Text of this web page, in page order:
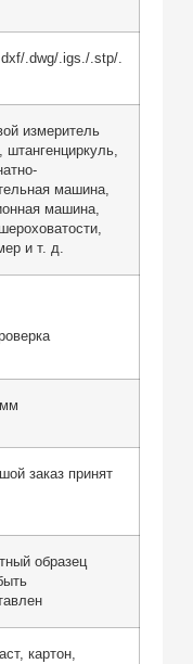
.dwg/.igs./.stp/.
измеритель
штангенциркуль,
машина,
машина,
и т. д.
заказ принят
образец
картон,